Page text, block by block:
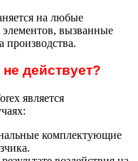
на любые
элементов, вызванные
производства.
действует?
является
комплектующие